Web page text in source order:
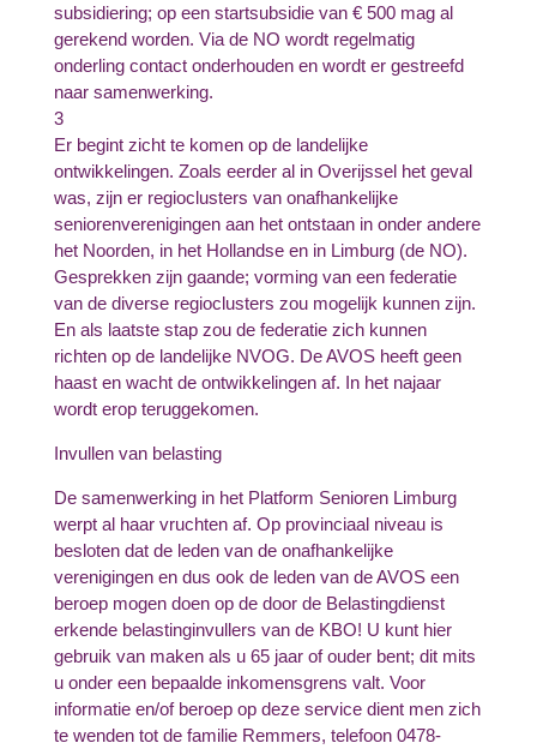
subsidiering; op een startsubsidie van € 500 mag al
gerekend worden. Via de NO wordt regelmatig
onderling contact onderhouden en wordt er gestreefd
naar samenwerking.
3
Er begint zicht te komen op de landelijke
ontwikkelingen. Zoals eerder al in Overijssel het geval
was, zijn er regioclusters van onafhankelijke
seniorenverenigingen aan het ontstaan in onder andere
het Noorden, in het Hollandse en in Limburg (de NO).
Gesprekken zijn gaande; vorming van een federatie
van de diverse regioclusters zou mogelijk kunnen zijn.
En als laatste stap zou de federatie zich kunnen
richten op de landelijke NVOG. De AVOS heeft geen
haast en wacht de ontwikkelingen af. In het najaar
wordt erop teruggekomen.
Invullen van belasting
De samenwerking in het Platform Senioren Limburg
werpt al haar vruchten af. Op provinciaal niveau is
besloten dat de leden van de onafhankelijke
verenigingen en dus ook de leden van de AVOS een
beroep mogen doen op de door de Belastingdienst
erkende belastinginvullers van de KBO! U kunt hier
gebruik van maken als u 65 jaar of ouder bent; dit mits
u onder een bepaalde inkomensgrens valt. Voor
informatie en/of beroep op deze service dient men zich
te wenden tot de familie Remmers, telefoon 0478-